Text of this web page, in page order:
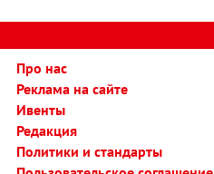
Про нас
Реклама на сайте
Ивенты
Редакция
Политики и стандарты